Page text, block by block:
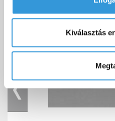
Kiválasztás